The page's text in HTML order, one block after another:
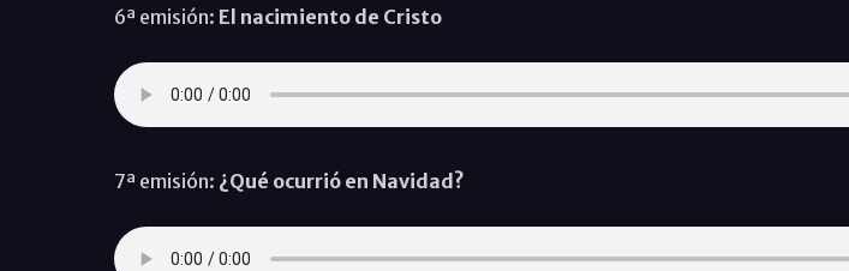
6ª emisión: El nacimiento de Cristo
7ª emisión: ¿Qué ocurrió en Navidad?